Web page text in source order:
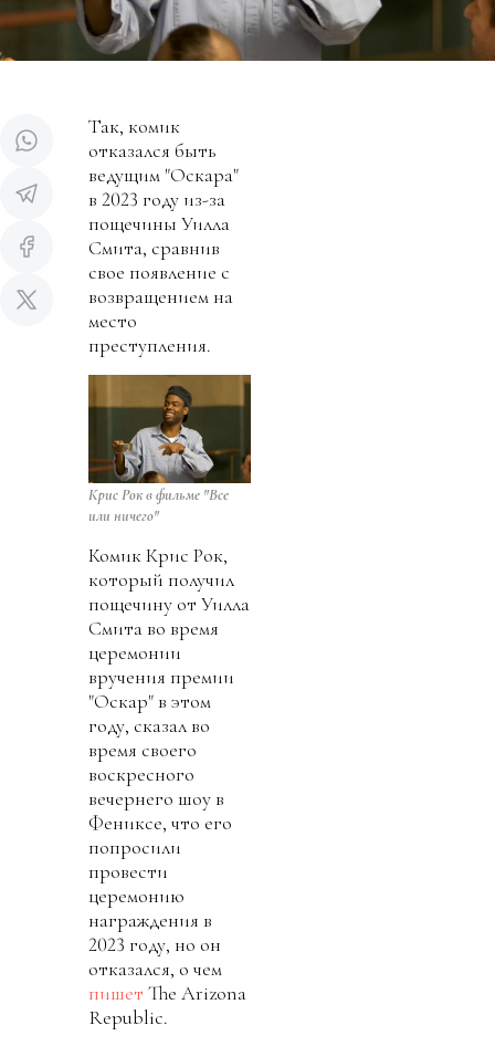
Так, комик
отказался быть
ведущим "Оскара"
в 2023 году из-за
пощечины Уилла
Смита, сравнив
свое появление с
возвращением на
место
преступления.
Крис Рок в фильме "Все
или ничего"
Комик Крис Рок,
который получил
пощечину от Уилла
Смита во время
церемонии
вручения премии
"Оскар" в этом
году, сказал во
время своего
воскресного
вечернего шоу в
Фениксе, что его
попросили
провести
церемонию
награждения в
2023 году, но он
отказался, о чем
пишет The Arizona
Republic.